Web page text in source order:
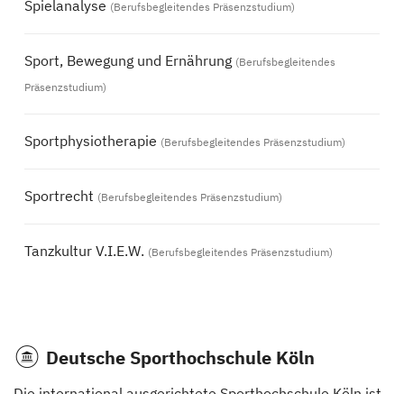
Spielanalyse (Berufsbegleitendes Präsenzstudium)
Sport, Bewegung und Ernährung (Berufsbegleitendes
Präsenzstudium)
Sportphysiotherapie (Berufsbegleitendes Präsenzstudium)
Sportrecht (Berufsbegleitendes Präsenzstudium)
Tanzkultur V.I.E.W. (Berufsbegleitendes Präsenzstudium)
Deutsche Sporthochschule Köln